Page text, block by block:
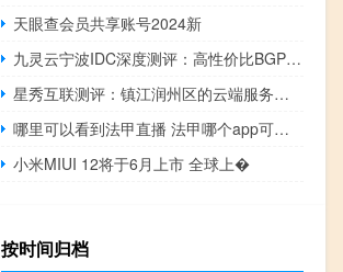
天眼查会员共享账号2024新
九灵云宁波IDC深度测评：高性价比BGP云服务器，中小企业的上云优选
星秀互联测评：镇江润州区的云端服务新星(vps777.cn)
哪里可以看到法甲直播 法甲哪个app可以看
小米MIUI 12将于6月上市 全球上�
按时间归档